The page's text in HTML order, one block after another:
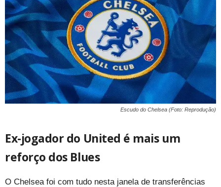
Escudo do Chelsea (Foto: Reprodução)
Ex-jogador do United é mais um
reforço dos Blues
O Chelsea foi com tudo nesta janela de transferências